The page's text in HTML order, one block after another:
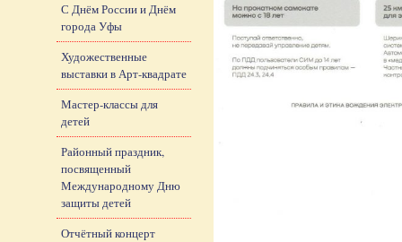
С Днём России и Днём
города Уфы
Художественные
выставки в Арт-квадрате
Мастер-классы для
детей
Районный праздник,
посвященный
Международному Дню
защиты детей
Отчётный концерт